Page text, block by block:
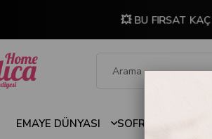
💥 BU FIRSAT
EMAYE DÜNYASI SOFRA & MUTFAK